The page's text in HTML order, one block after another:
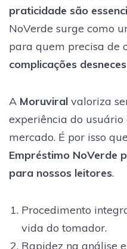
praticidade são
NoVerde surge como
para quem precisa de
complicações
A Moruviral valoriza
experiência do
mercado. É por isso
Empréstimo NoVerde
para nossos leitores.
Procedimento
vida do tomador.
Rapidez na análise